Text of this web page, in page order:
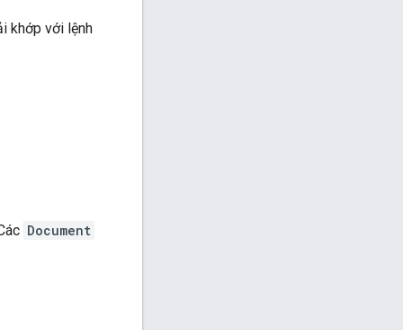
khớp với lệnh
Document